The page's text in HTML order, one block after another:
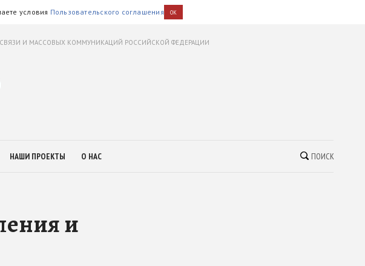
условия Пользовательского соглашения OK
И МАССОВЫХ КОММУНИКАЦИЙ РОССИЙСКОЙ ФЕДЕРАЦИИ
НАШИ ПРОЕКТЫ О НАС ПОИСК
и